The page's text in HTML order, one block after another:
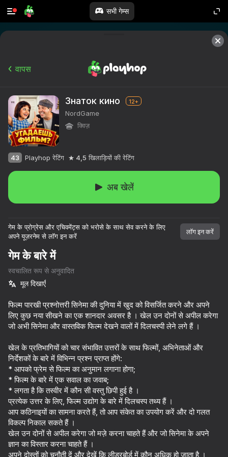
सभी गेम्स
My Resale. Cases and sales
71
76
57 68
वापस
Знаток кино 12+
NordGame
क्विज़
43 Playhop रेटिंग 4,5 खिलाड़ियों की रेटिंग
अब खेलें
गेम के प्रोग्रेस और एचिवमेंट्स को भरोसे के साथ सेव करने के लिए
अपने यूज़रनेम से लॉग इन करें
लॉग इन करें
गेम के बारे में
स्वचालित रूप से अनुवादित
मूल दिखाएँ
फिल्म पारखी प्रश्नोत्तरी सिनेमा की दुनिया में खुद को विसर्जित करने और अपने
लिए कुछ नया सीखने का एक शानदार अवसर है । खेल उन दोनों से अपील करेगा
जो अभी सिनेमा और वास्तविक फिल्म देखने वालों में दिलचस्पी लेने लगे हैं ।
खेल के प्रतिभागियों को चार संभावित उत्तरों के साथ फिल्मों, अभिनेताओं और
निर्देशकों के बारे में विभिन्न प्रश्न प्राप्त होंगे:
* आपको फ्रेम से फिल्म का अनुमान लगाना होगा;
* फिल्म के बारे में एक सवाल का जवाब;
* लगता है कि तस्वीर में कौन सी वस्तु छिपी हुई है ।
प्रत्येक उत्तर के लिए, फिल्म उद्योग के बारे में दिलचस्प तथ्य हैं ।
आप कठिनाइयों का सामना करते हैं, तो आप संकेत का उपयोग करें और दो गलत
विकल्प निकाल सकते हैं ।
खेल उन दोनों से अपील करेगा जो मज़े करना चाहते हैं और जो सिनेमा के अपने
ज्ञान का विस्तार करना चाहते हैं ।
अपने दोस्तों को चुनौती दें और देखें कि लीडरबोर्ड में कौन अधिक हो जाता है ।